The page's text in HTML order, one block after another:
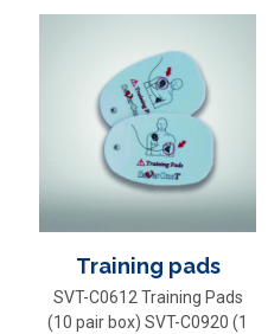
Training pads
SVT-C0612 Training Pads
(10 pair box) SVT-C0920 (1